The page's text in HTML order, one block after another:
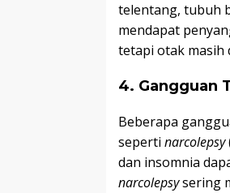
telentang, tubuh
mendapat
tetapi otak masih
4. Gangguan
Beberapa
seperti narcolepsy
dan insomnia
narcolepsysering